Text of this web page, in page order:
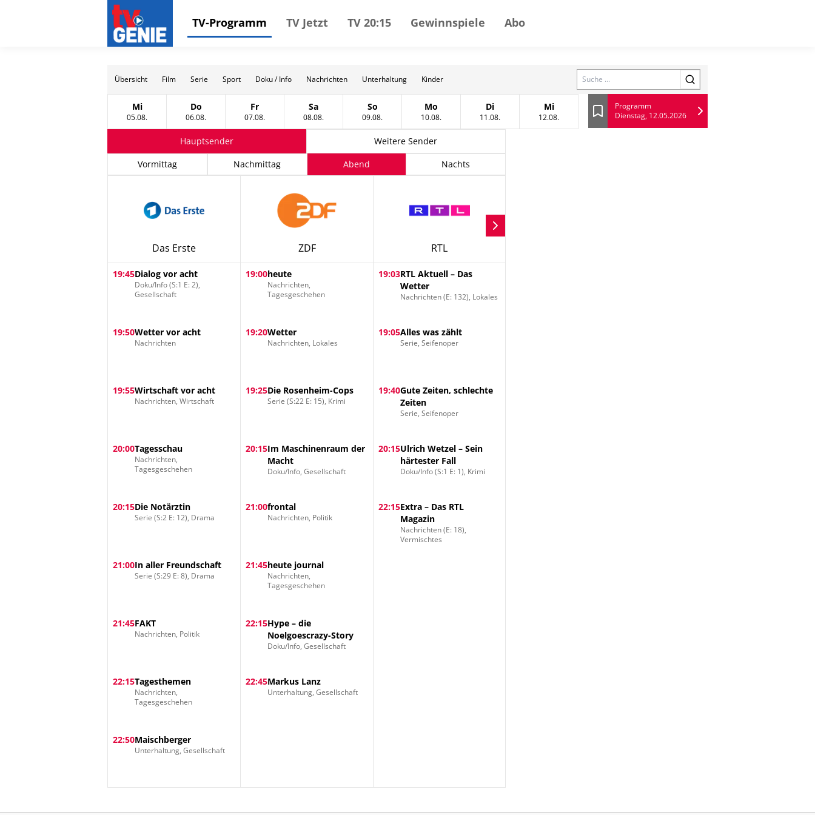
TV-Programm TV Jetzt TV 20:15 Gewinnspiele Abo
Übersicht Film Serie Sport Doku / Info Nachrichten Unterhaltung Kinder Search
Mittwoch, 05 August
Mi
05.08. Donnerstag, 06 August
Do
06.08. Freitag, 07 August
Fr
07.08. Samstag, 08 August
Sa
08.08. Sonntag, 09 August
So
09.08. Montag, 10 August
Mo
10.08. Dienstag, 11 August
Di
11.08. Mittwoch, 12 August
Mi
12.08. Lesezeichen
Programm
Dienstag, 12.05.2026
Hauptsender
Weitere Sender
Vormittag
Nachmittag Abend Nachts
Das Erste
19:45Dialog vor acht
Doku/Info (S:1 E: 2),
Gesellschaft
19:50Wetter vor acht
Nachrichten
19:55Wirtschaft vor acht
Nachrichten, Wirtschaft
20:00Tagesschau
Nachrichten,
Tagesgeschehen
20:15Die Notärztin
Serie (S:2 E: 12), Drama
21:00In aller Freundschaft
Serie (S:29 E: 8), Drama
21:45FAKT
Nachrichten, Politik
22:15Tagesthemen
Nachrichten,
Tagesgeschehen
22:50Maischberger
Unterhaltung, Gesellschaft
ZDF
19:00heute
Nachrichten,
Tagesgeschehen
19:20Wetter
Nachrichten, Lokales
19:25Die Rosenheim-Cops
Serie (S:22 E: 15), Krimi
20:15Im Maschinenraum der
Macht
Doku/Info, Gesellschaft
21:00frontal
Nachrichten, Politik
21:45heute journal
Nachrichten,
Tagesgeschehen
22:15Hype – die
Noelgoescrazy-Story
Doku/Info, Gesellschaft
22:45Markus Lanz
Unterhaltung, Gesellschaft
RTL
19:03RTL Aktuell – Das
Wetter
Nachrichten (E: 132), Lokales
19:05Alles was zählt
Serie, Seifenoper
19:40Gute Zeiten, schlechte
Zeiten
Serie, Seifenoper
20:15Ulrich Wetzel – Sein
härtester Fall
Doku/Info (S:1 E: 1), Krimi
22:15Extra – Das RTL
Magazin
Nachrichten (E: 18),
Vermischtes